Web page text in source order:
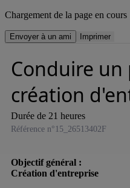
Chargement de la page en cours
Envoyer à un ami Imprimer
Conduire
création
Durée de 21 heures
Référence n°15_26513402F
Objectif général :